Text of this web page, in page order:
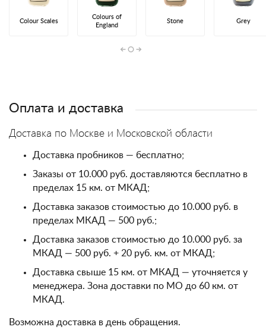
Colour Scales
Colours of
England
Stone Grey
Оплата и доставка
Доставка по Москве и Московской области
Доставка пробников — бесплатно;
Заказы от 10.000 руб. доставляются бесплатно в
пределах 15 км. от МКАД;
Доставка заказов стоимостью до 10.000 руб. в
пределах МКАД — 500 руб.;
Доставка заказов стоимостью до 10.000 руб. за
МКАД — 500 руб. + 20 руб. км. от МКАД;
Доставка свыше 15 км. от МКАД — уточняется у
менеджера. Зона доставки по МО до 60 км. от
МКАД.
Возможна доставка в день обращения.